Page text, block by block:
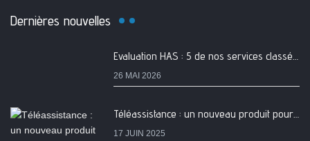
Dernières nouvelles
Evaluation HAS : 5 de nos services classés A
26 MAI 2026
Téléassistance : un nouveau produit pour plus de sécurité
17 JUIN 2025